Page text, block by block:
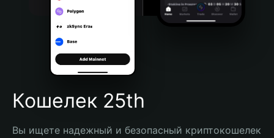
Português (Brasil)
Español (Argentina)
Кошелек 25th
Вы ищете надежный и безопасный криптокошелек